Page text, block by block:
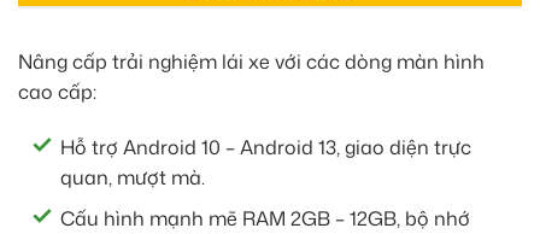
Nâng cấp trải nghiệm lái xe với các dòng màn hình
cao cấp:
Hỗ trợ Android 10 – Android 13, giao diện trực
quan, mượt mà.
Cấu hình mạnh mẽ RAM 2GB – 12GB, bộ nhớ